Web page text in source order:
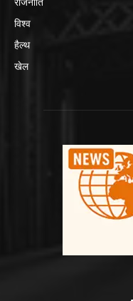
विश्व
हैल्थ
खेल